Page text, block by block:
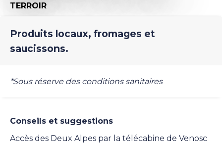
TERROIR
Produits locaux, fromages et
saucissons.
*Sous réserve des conditions sanitaires
Conseils et suggestions
Accès des Deux Alpes par la télécabine de Venosc